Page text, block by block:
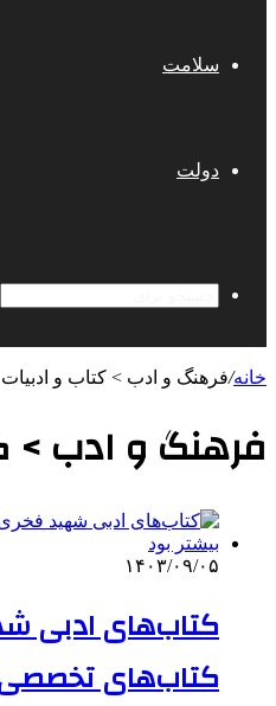
سلامت
دولت
خانه/فرهنگ و ادب > کتاب و ادبیات
فرهنگ و ادب >
۱۴۰۳/۰۹/۰۵
کتاب‌های ادبی
کتاب‌های